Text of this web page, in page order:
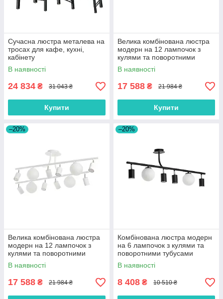
Сучасна люстра металева на
тросах для кафе, кухні,
кабінету
В наявності
24 834 ₴ 31 043 ₴
Купити
Велика комбінована люстра
модерн на 12 лампочок з
кулями та поворотними
тубусами
В наявності
17 588 ₴ 21 984 ₴
Купити
–20%
Велика комбінована люстра
модерн на 12 лампочок з
кулями та поворотними
тубусами
В наявності
17 588 ₴ 21 984 ₴
–20%
Комбінована люстра модерн
на 6 лампочок з кулями та
поворотними тубусами
В наявності
8 408 ₴ 10 510 ₴